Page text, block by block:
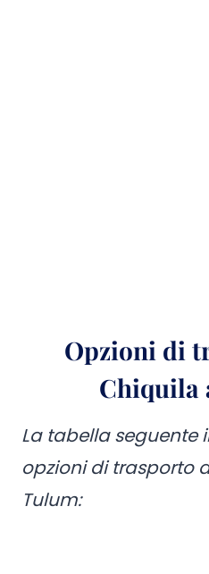
Opzioni di
Chiquila
La tabella seguente
opzioni di trasporto
Tulum: